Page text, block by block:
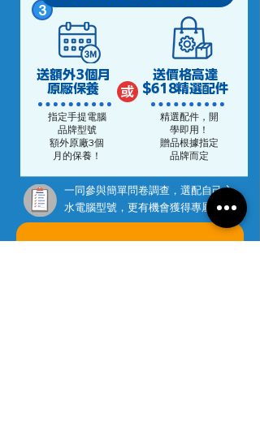
3
送額外3個月
原廠保養
或
指定手提電腦
品牌型號
額外原廠3個
月的保養！
送價格高達
$618精選配件
精選配件，開
學即用！
贈品根據指定
品牌而定
一同參與簡單問卷調查，選配自己心
水電腦型號，更有機會獲得專屬優惠